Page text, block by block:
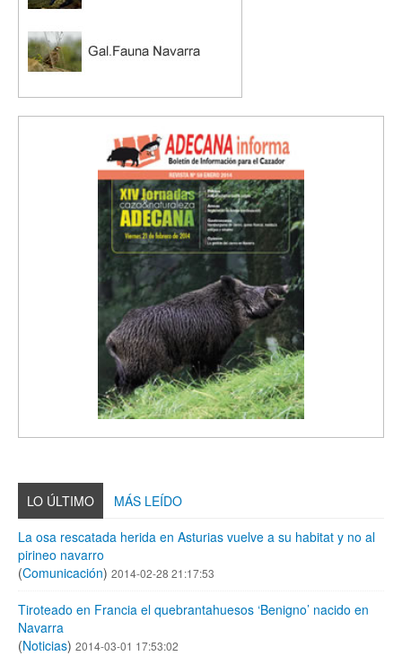
LO ÚLTIMO
MÁS LEÍDO
La osa rescatada herida en Asturias vuelve a su habitat y no al
pirineo navarro
(Comunicación) 2014-02-28 21:17:53
Tiroteado en Francia el quebrantahuesos ‘Benigno’ nacido en
Navarra
(Noticias) 2014-03-01 17:53:02